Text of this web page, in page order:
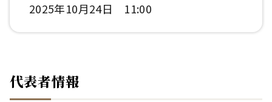
2025年10月24日 11:00
代表者情報